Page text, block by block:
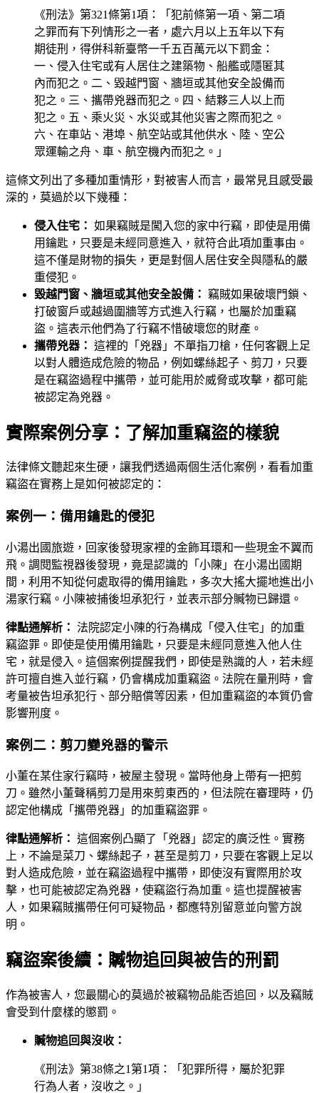
《刑法》第321條第1項：「犯前條第一項、第二項
之罪而有下列情形之一者，處六月以上五年以下有
期徒刑，得併科新臺幣一千五百萬元以下罰金：
一、侵入住宅或有人居住之建築物、船艦或隱匿其
內而犯之。二、毀越門窗、牆垣或其他安全設備而
犯之。三、攜帶兇器而犯之。四、結夥三人以上而
犯之。五、乘火災、水災或其他災害之際而犯之。
六、在車站、港埠、航空站或其他供水、陸、空公
眾運輸之舟、車、航空機內而犯之。」
這條文列出了多種加重情形，對被害人而言，最常見且感受最
深的，莫過於以下幾種：
侵入住宅： 如果竊賊是闖入您的家中行竊，即使是用備
用鑰匙，只要是未經同意進入，就符合此項加重事由。
這不僅是財物的損失，更是對個人居住安全與隱私的嚴
重侵犯。
毀越門窗、牆垣或其他安全設備： 竊賊如果破壞門鎖、
打破窗戶或越過圍牆等方式進入行竊，也屬於加重竊
盜。這表示他們為了行竊不惜破壞您的財產。
攜帶兇器： 這裡的「兇器」不單指刀槍，任何客觀上足
以對人體造成危險的物品，例如螺絲起子、剪刀，只要
是在竊盜過程中攜帶，並可能用於威脅或攻擊，都可能
被認定為兇器。
實際案例分享：了解加重竊盜的樣貌
法律條文聽起來生硬，讓我們透過兩個生活化案例，看看加重
竊盜在實務上是如何被認定的：
案例一：備用鑰匙的侵犯
小湯出國旅遊，回家後發現家裡的金飾耳環和一些現金不翼而
飛。調閱監視器後發現，竟是認識的「小陳」在小湯出國期
間，利用不知從何處取得的備用鑰匙，多次大搖大擺地進出小
湯家行竊。小陳被捕後坦承犯行，並表示部分贓物已歸還。
律點通解析： 法院認定小陳的行為構成「侵入住宅」的加重
竊盜罪。即使是使用備用鑰匙，只要是未經同意進入他人住
宅，就是侵入。這個案例提醒我們，即使是熟識的人，若未經
許可擅自進入並行竊，仍會構成加重竊盜。法院在量刑時，會
考量被告坦承犯行、部分賠償等因素，但加重竊盜的本質仍會
影響刑度。
案例二：剪刀變兇器的警示
小董在某住家行竊時，被屋主發現。當時他身上帶有一把剪
刀。雖然小董聲稱剪刀是用來剪東西的，但法院在審理時，仍
認定他構成「攜帶兇器」的加重竊盜罪。
律點通解析： 這個案例凸顯了「兇器」認定的廣泛性。實務
上，不論是菜刀、螺絲起子，甚至是剪刀，只要在客觀上足以
對人造成危險，並在竊盜過程中攜帶，即使沒有實際用於攻
擊，也可能被認定為兇器，使竊盜行為加重。這也提醒被害
人，如果竊賊攜帶任何可疑物品，都應特別留意並向警方說
明。
竊盜案後續：贓物追回與被告的刑罰
作為被害人，您最關心的莫過於被竊物品能否追回，以及竊賊
會受到什麼樣的懲罰。
贓物追回與沒收：
《刑法》第38條之1第1項：「犯罪所得，屬於犯罪
行為人者，沒收之。」